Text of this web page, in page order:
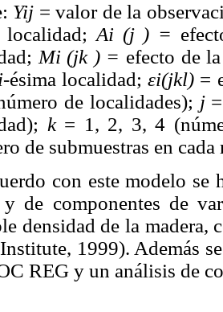
Yij = valor de la
localidad; Ai (j ) =
Mi (jk ) = efecto de
-ésima localidad; εi(jkl) =
de localidades); j=
k= 1, 2, 3, 4
de submuestras en cada
con este modelo
de componentes de
densidad de la madera,
1999). Además
REG y un análisis de